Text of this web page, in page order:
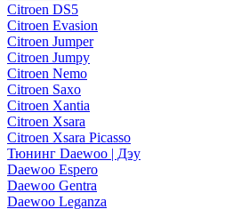
Citroen DS5
Citroen Evasion
Citroen Jumper
Citroen Jumpy
Citroen Nemo
Citroen Saxo
Citroen Xantia
Citroen Xsara
Citroen Xsara Picasso
Тюнинг Daewoo | Дэу
Daewoo Espero
Daewoo Gentra
Daewoo Leganza